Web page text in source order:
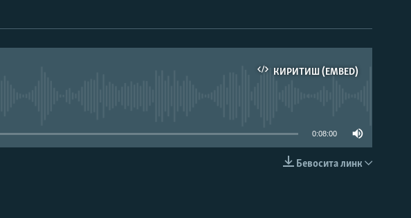
КИРИТИШ (EMBED)
0:08:00
Бевосита линк